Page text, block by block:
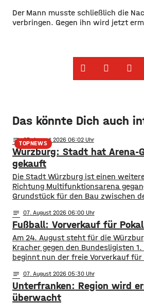
Der Mann musste schließlich die
verbringen. Gegen ihn wird jetzt
Das könnte Dich auch
TOPNEWS
notes 07. August 2026 06:02
Würzburg: Stadt hat Arena-
gekauft
Die Stadt Würzburg ist einen
Richtung Multifunktionsarena
Grundstück für den Bau zwischen
bei Instagram mitgeteilt hat, ist der
unterschrieben. In Anlehnung an
der ersten Mondlandung sagt
notes 07. August 2026 06:00
Fußball: Vorverkauf für
Am 24. August steht für die
Kracher gegen den Bundesligisten
beginnt nun der freie Vorverkauf
Freitagmittag 12 Uhr, können aber
Für das Spiel gegen die
wird eine große Kulisse
notes 07. August 2026 05:30
Unterfranken: Region wird
überwacht